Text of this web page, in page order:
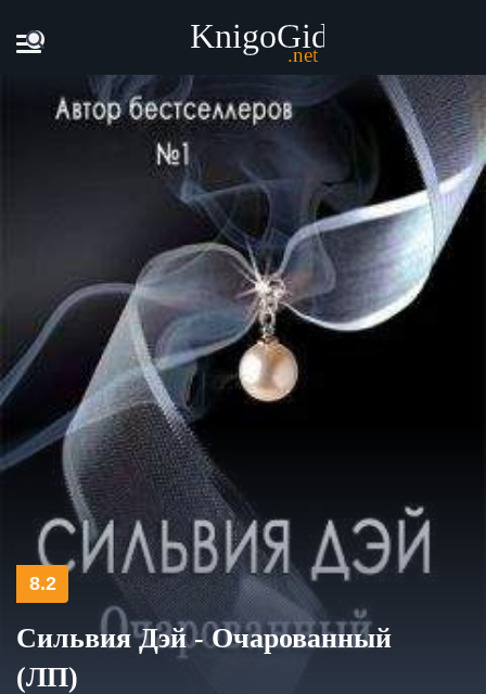
Главная Сильвия Дэй - Очарованный (ЛП)
8.2
Сильвия Дэй - Очарованный
(ЛП)